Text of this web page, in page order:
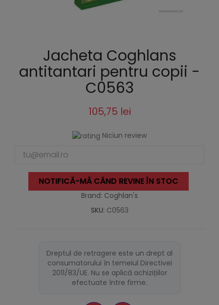
Jacheta Coghlans
antitantari pentru copii -
C0563
105,75 lei
Niciun review
NOTIFICĂ-MĂ CÂND REVINE ÎN STOC
Brand: Coghlan's
SKU: C0563
Dreptul de retragere este un drept al
consumatorului în temeiul Directivei
2011/83/UE. Nu se aplică achizițiilor
efectuate între firme.